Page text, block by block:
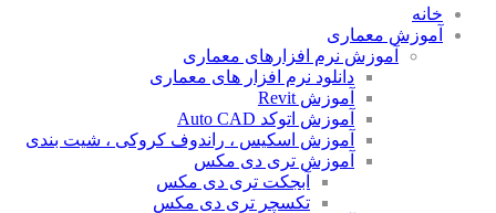
خانه
آموزش معماری
آموزش نرم افزارهای معماری
دانلود نرم افزار های معماری
آموزش Revit
آموزش اتوکد Auto CAD
آموزش اسکیس ، راندوف کروکی ، شیت بندی
آموزش تری دی مکس
آبجکت تری دی مکس
تکسچر تری دی مکس